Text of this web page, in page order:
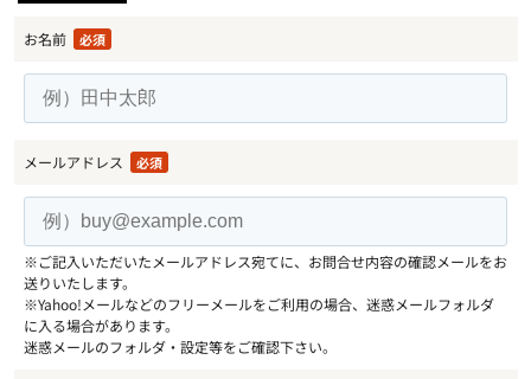
お名前 必須
メールアドレス 必須
※ご記入いただいたメールアドレス宛てに、お問合せ内容の確認メールをお
送りいたします。
※Yahoo!メールなどのフリーメールをご利用の場合、迷惑メールフォルダ
に入る場合があります。
迷惑メールのフォルダ・設定等をご確認下さい。